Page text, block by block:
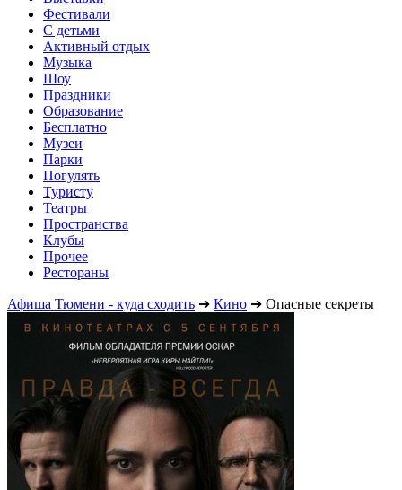
Фестивали
С детьми
Активный отдых
Музыка
Шоу
Праздники
Образование
Бесплатно
Музеи
Парки
Погулять
Туристу
Театры
Пространства
Клубы
Прочее
Рестораны
Афиша Тюмени - куда сходить ➔ Кино ➔ Опасные секреты